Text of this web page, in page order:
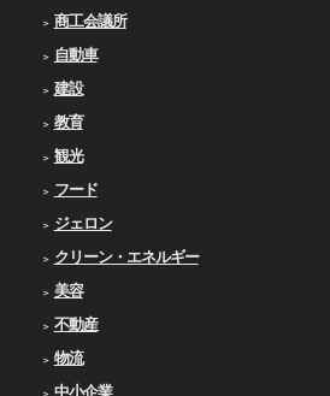
商工会議所
自動車
建設
教育
観光
フード
ジェロン
クリーン・エネルギー
美容
不動産
物流